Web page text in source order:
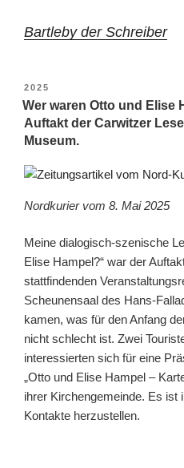
Bartleby der Schreiber
VERÖFFENTLICHT
AM
2025
Wer waren Otto und Elise
Auftakt der Carwitzer
Museum.
Nordkurier vom 8. Mai 2025
Meine dialogisch-szenische
Elise Hampel?“ war der
stattfindenden
Scheunensaal des Hans-
kamen, was für den Anfang
nicht schlecht ist. Zwei
interessierten sich für eine
„Otto und Elise Hampel –
ihrer Kirchengemeinde. Es ist
Kontakte herzustellen.